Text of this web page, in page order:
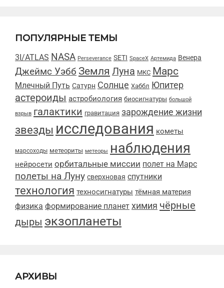
ПОПУЛЯРНЫЕ ТЕМЫ
3I/ATLAS NASA Perseverance SETI SpaceX Артемида Венера
Джеймс Уэбб Земля Луна МКС Марс
Млечный Путь Сатурн Солнце Хаббл Юпитер
астероиды астробиология биосигнатуры большой
взрыв галактики гравитация зарождение жизни
звезды исследования кометы
марсоходы метеориты метеоры наблюдения
нейросети орбитальные миссии полет на Марс
полеты на Луну сверхновая спутники
технология техносигнатуры тёмная материя
физика формирование планет химия чёрные
дыры экзопланеты
АРХИВЫ